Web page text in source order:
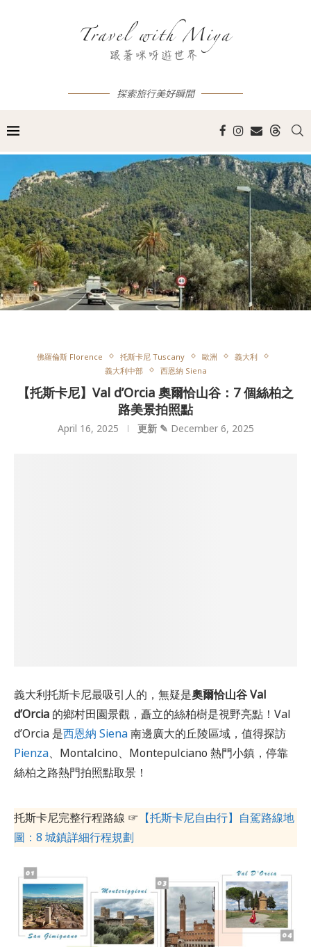
探索旅行美好瞬間
佛羅倫斯 Florence 托斯卡尼 Tuscany 歐洲
義大利
義大利中部
西恩納 Siena
【托斯卡尼】Val d’Orcia 奧爾恰山谷：7 個絲柏之
路美景拍照點
April 16, 2025 更新 ✎ December 6, 2025
義大利托斯卡尼最吸引人的，無疑是奧爾恰山谷 Val
d’Orcia 的鄉村田園景觀，矗立的絲柏樹是視野亮點！Val
d’Orcia 是西恩納 Siena南邊廣大的丘陵區域，值得探訪
Pienza、Montalcino、Montepulciano 熱門小鎮，停靠
絲柏之路熱門拍照點取景！
托斯卡尼完整行程路線 ☞ 【托斯卡尼自由行】自駕路線地
圖：8 城鎮詳細行程規劃